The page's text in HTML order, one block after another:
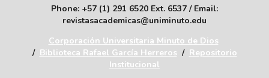
Phone: +57 (1) 291 6520 Ext. 6537 / Email:
revistasacademicas@uniminuto.edu
Corporación Universitaria Minuto de Dios
/ Biblioteca Rafael García Herreros / Repositorio
Institucional